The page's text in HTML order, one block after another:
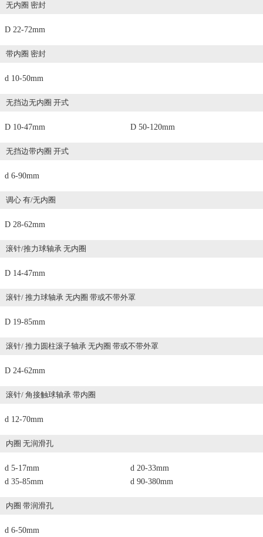
无内圈 密封
D 22-72mm
带内圈 密封
d 10-50mm
无挡边无内圈 开式
D 10-47mm D 50-120mm
无挡边带内圈 开式
d 6-90mm
调心 有/无内圈
D 28-62mm
滚针/推力球轴承 无内圈
D 14-47mm
滚针/ 推力球轴承 无内圈 带或不带外罩
D 19-85mm
滚针/ 推力圆柱滚子轴承 无内圈 带或不带外罩
D 24-62mm
滚针/ 角接触球轴承 带内圈
d 12-70mm
内圈 无润滑孔
d 5-17mm
d 20-33mm
d 35-85mm
d 90-380mm
内圈 带润滑孔
d 6-50mm